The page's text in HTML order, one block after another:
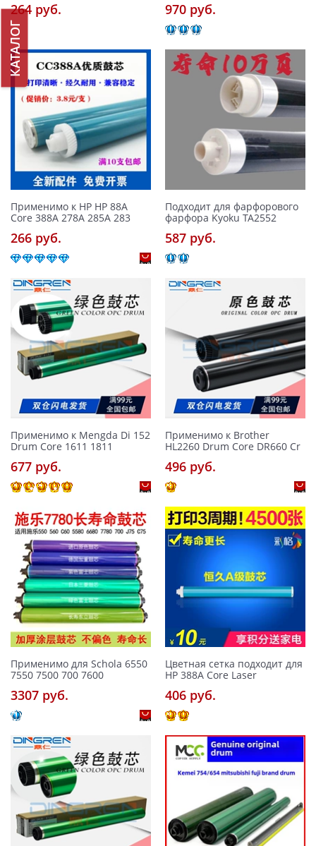
КАТАЛОГ
264 pуб. 970 pуб.
Применимо к HP HP 88A
Core 388A 278A 285A 283
266 pуб.
Подходит для фарфорового
фарфора Kyoku TA2552
587 pуб.
Применимо к Mengda Di 152
Drum Core 1611 1811
677 pуб.
Применимо к Brother
HL2260 Drum Core DR660 Cr
496 pуб.
Применимо для Schola 6550
7550 7500 700 7600
3307 pуб.
Цветная сетка подходит для
HP 388A Core Laser
406 pуб.